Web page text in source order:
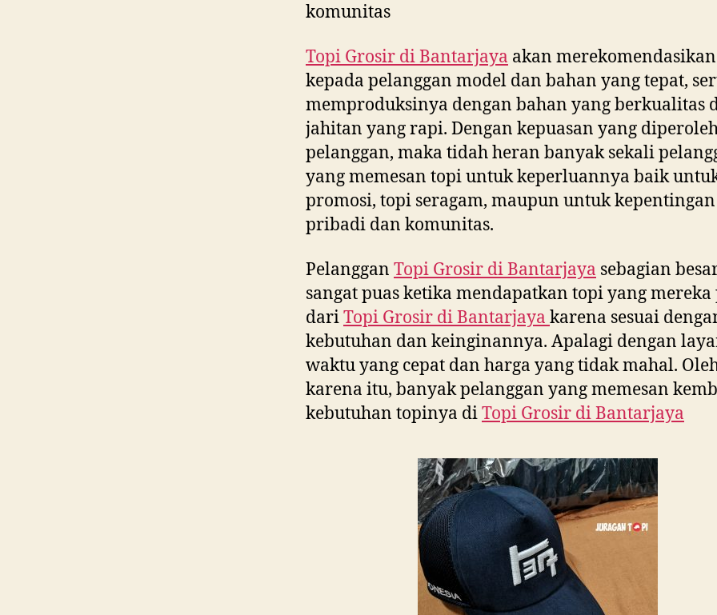
komunitas
Topi Grosir diBantarjaya akan merekomendasikan
kepada pelanggan model dan bahan yang tepat,
memproduksinya dengan bahan yang berkualitas
jahitan yang rapi. Dengan kepuasan yang
pelanggan, maka tidah heran banyak sekali
yang memesan topi untuk keperluannya baik
promosi, topi seragam, maupun untuk kepentingan
pribadi dan komunitas.
Pelanggan Topi Grosir diBantarjaya sebagian
sangat puas ketika mendapatkan topi yang mereka
dariTopi Grosir diBantarjaya karena sesuai
kebutuhan dan keinginannya. Apalagi dengan
waktu yang cepat dan harga yang tidak mahal.
karena itu, banyak pelanggan yang memesan
kebutuhan topinya diTopi Grosir diBantarjaya